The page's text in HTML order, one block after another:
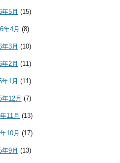
年5月 (15)
年4月 (8)
年3月 (10)
年2月 (11)
年1月 (11)
年12月 (7)
11月 (13)
10月 (17)
年9月 (13)